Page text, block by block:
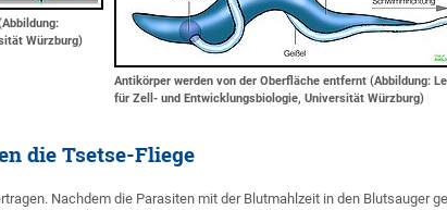
Würzburg)
Antikörper werden von der Oberfläche entfernt (Abbildung:
für Zell- und Entwicklungsbiologie, Universität Würzburg)
die Tsetse-Fliege
Nachdem die Parasiten mit der Blutmahlzeit in den Blutsauger